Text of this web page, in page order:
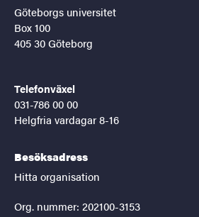
Göteborgs universitet
Box 100
405 30 Göteborg
Telefonväxel
031-786 00 00
Helgfria vardagar 8-16
Besöksadress
Hitta organisation
Org. nummer: 202100-3153